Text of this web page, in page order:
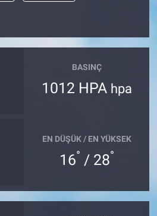
BASINÇ
1012 HPA hpa
EN DÜŞÜK / EN YÜKSEK
16° / 28°